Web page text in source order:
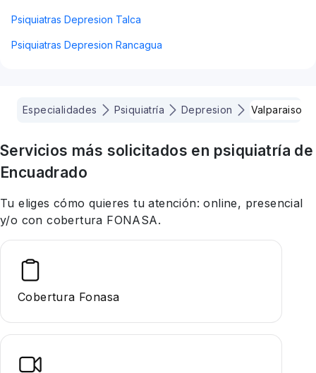
Psiquiatras Depresion Talca
Psiquiatras Depresion Rancagua
Especialidades Psiquiatría Depresion Valparaiso
Servicios más solicitados en psiquiatría de
Encuadrado
Tu eliges cómo quieres tu atención: online, presencial
y/o con cobertura FONASA.
Cobertura Fonasa